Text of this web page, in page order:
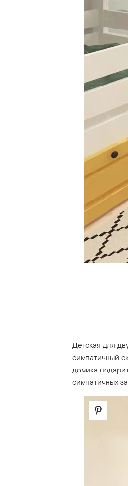
Детская для
симпатичный
домика
симпатичных